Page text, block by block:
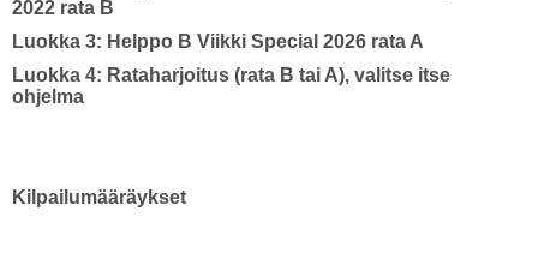
2022 rata B
Luokka 3: Helppo B Viikki Special 2026 rata A
Luokka 4: Rataharjoitus (rata B tai A), valitse itse
ohjelma
Kilpailumääräykset